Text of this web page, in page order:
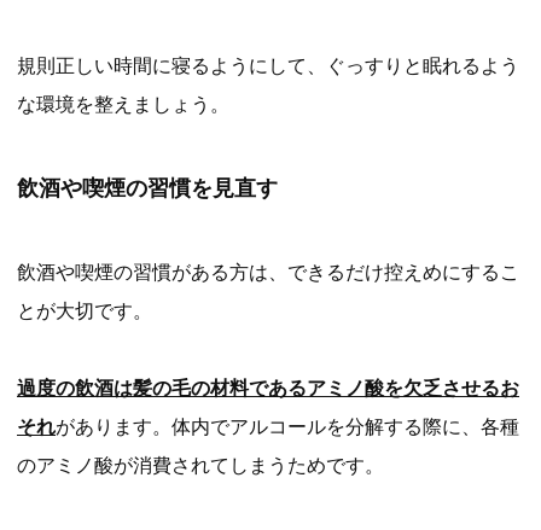
規則正しい時間に寝るようにして、ぐっすりと眠れるよう
な環境を整えましょう。
飲酒や喫煙の習慣を見直す
飲酒や喫煙の習慣がある方は、できるだけ控えめにするこ
とが大切です。
過度の飲酒は髪の毛の材料であるアミノ酸を欠乏させるお
それがあります。体内でアルコールを分解する際に、各種
のアミノ酸が消費されてしまうためです。